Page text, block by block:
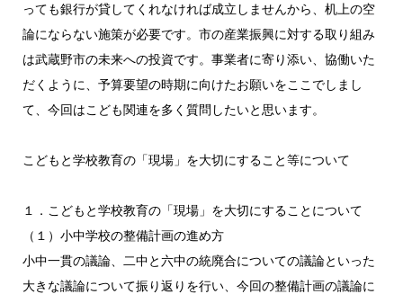
っても銀行が貸してくれなければ成立しませんから、机上の空
論にならない施策が必要です。市の産業振興に対する取り組み
は武蔵野市の未来への投資です。事業者に寄り添い、協働いた
だくように、予算要望の時期に向けたお願いをここでしまし
て、今回はこども関連を多く質問したいと思います。
こどもと学校教育の「現場」を大切にすること等について
１．こどもと学校教育の「現場」を大切にすることについて
（１）小中学校の整備計画の進め方
小中一貫の議論、二中と六中の統廃合についての議論といった
大きな議論について振り返りを行い、今回の整備計画の議論に